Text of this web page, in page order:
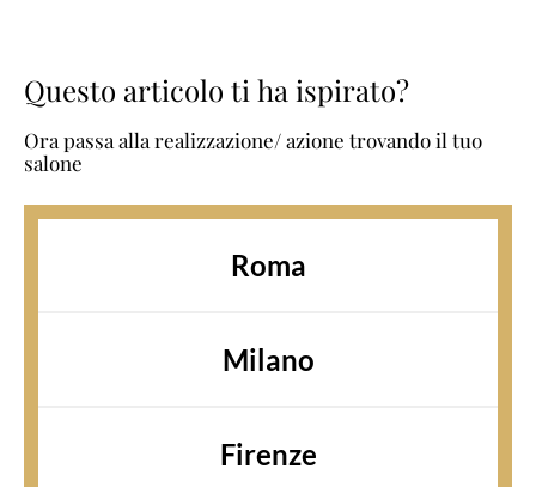
Questo articolo ti ha ispirato?
Ora passa alla realizzazione/ azione trovando il tuo
salone
Roma
Milano
Firenze